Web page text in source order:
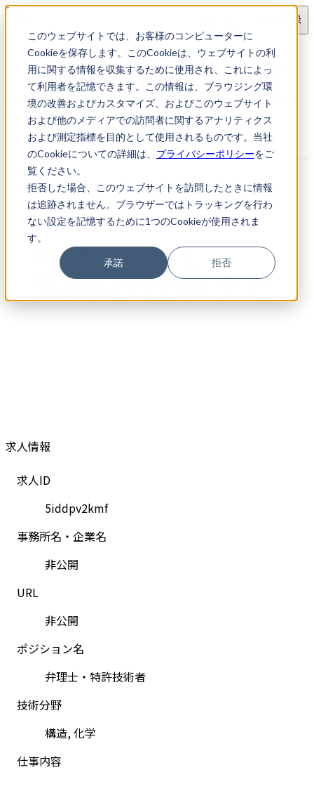
このウェブサイトでは、お客様のコンピューターに
Cookieを保存します。このCookieは、ウェブサイトの利
用に関する情報を収集するために使用され、これによっ
て利用者を記憶できます。この情報は、ブラウジング環
境の改善およびカスタマイズ、およびこのウェブサイト
および他のメディアでの訪問者に関するアナリティクス
および測定指標を目的として使用されるものです。当社
のCookieについての詳細は、 プライバシーポリシーをご
覧ください。
拒否した場合、このウェブサイトを訪問したときに情報
は追跡されません。ブラウザーではトラッキングを行わ
ない設定を記憶するために1つのCookieが使用されま
す。
承諾 拒否
会員登録
求人検索
化学分野に強い特許事務所／弁理士・特許技術者
化学分野に強い特許事務所／弁理士・特許技術者｜知財転
職・知財お仕事ナビ
求人情報
求人ID
5iddpv2kmf
事務所名・企業名
非公開
URL
非公開
ポジション名
弁理士・特許技術者
技術分野
構造, 化学
仕事内容